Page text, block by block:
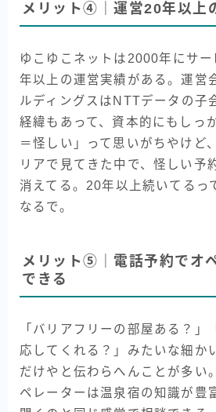
メリット④｜運営20年以上
ゆこゆこネットは2000年にサ
年以上の運営実績がある。運営
ルディングスはNTTデータの子
経緯もあって、資本的にもしっ
＝怪しい」って思いがちやけど
リアで見てきた中で、怪しい予
消えてる。20年以上続いてるっ
なるで。
メリット⑤｜電話予約でオ
できる
「バリアフリーの部屋ある？」
応してくれる？」みたいな細か
だけやと伝わらへんことが多い
ペレーターは温泉宿の知識が豊